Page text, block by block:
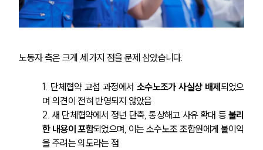
노동자 측은 크게 세 가지 점을 문제 삼았습니다.
1. 단체협약 교섭 과정에서 소수노조가 사실상 배제되었으
며 의견이 전혀 반영되지 않았음
2. 새 단체협약에서 정년 단축, 통상해고 사유 확대 등 불리
한 내용이 포함되었으며, 이는 소수노조 조합원에게 불이익
을 주려는 의도라는 점